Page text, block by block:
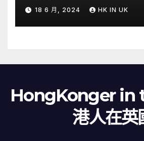
18 6 月, 2024 HK IN UK
HongKonger in
港人在英